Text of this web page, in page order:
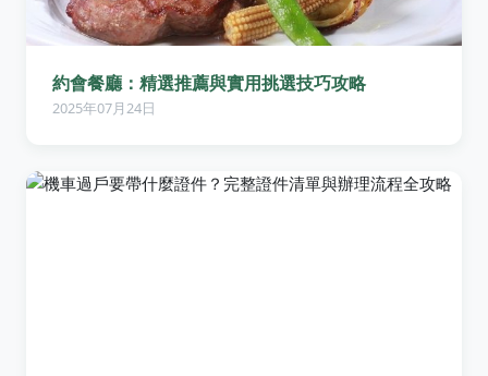
約會餐廳：精選推薦與實用挑選技巧攻略
2025年07月24日